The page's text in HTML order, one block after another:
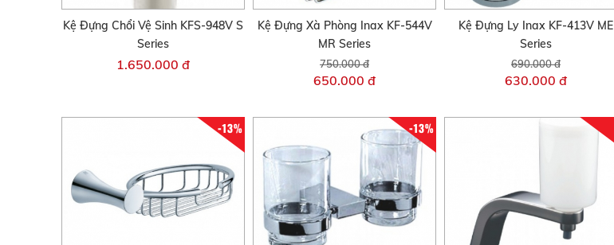
Kệ Đựng Chổi Vệ Sinh KFS-948V S
Series
1.650.000 đ
Kệ Đựng Xà Phòng Inax KF-544V
MR Series
750.000 đ
650.000 đ
Kệ Đựng Ly Inax KF-413V ME
Series
690.000 đ
630.000 đ
-13% -13%